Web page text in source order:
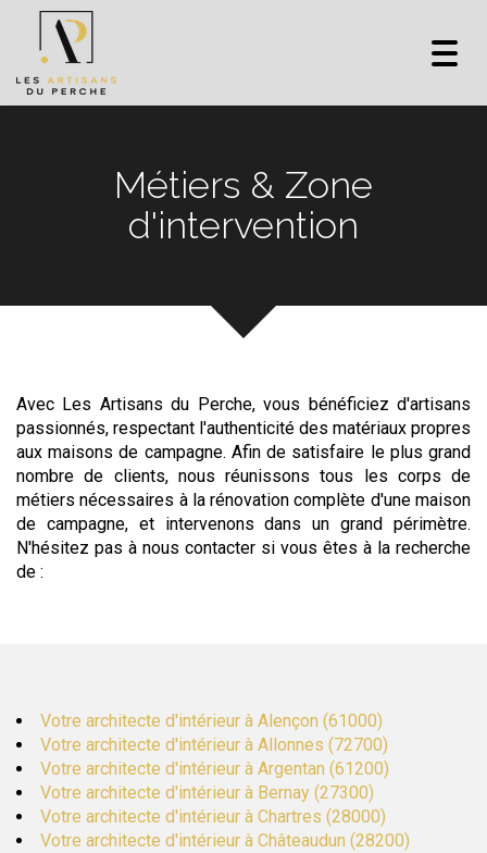
Métiers & Zone
d'intervention
Avec Les Artisans du Perche, vous bénéficiez d'artisans
passionnés, respectant l'authenticité des matériaux propres
aux maisons de campagne. Afin de satisfaire le plus grand
nombre de clients, nous réunissons tous les corps de
métiers nécessaires à la rénovation complète d'une maison
de campagne, et intervenons dans un grand périmètre.
N'hésitez pas à nous contacter si vous êtes à la recherche
de :
Votre architecte d'intérieur à Alençon (61000)
Votre architecte d'intérieur à Allonnes (72700)
Votre architecte d'intérieur à Argentan (61200)
Votre architecte d'intérieur à Bernay (27300)
Votre architecte d'intérieur à Chartres (28000)
Votre architecte d'intérieur à Châteaudun (28200)